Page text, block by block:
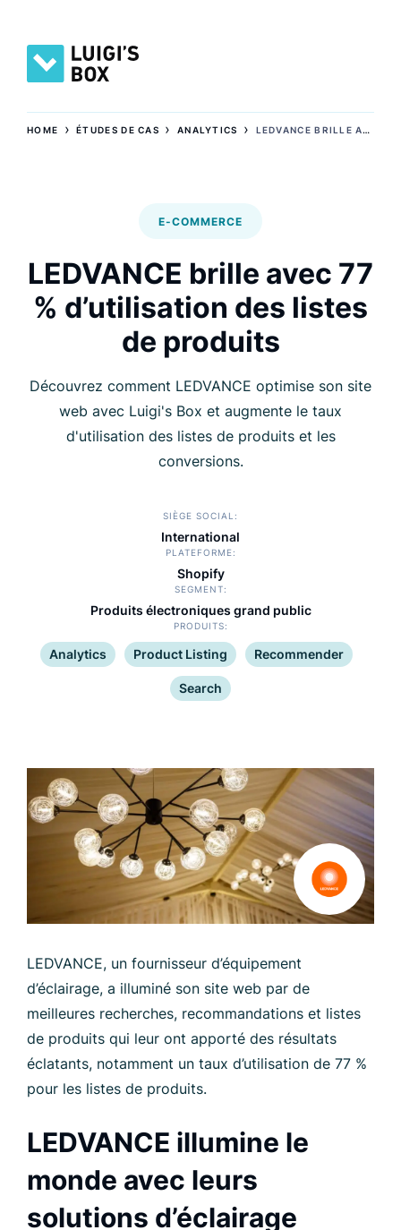
HOME ›ÉTUDES DE CAS › ANALYTICS › LEDVANCE BRILLE AVEC 77 % D’UTILISATION DES LISTES DE PRODUITS
E-COMMERCE
LEDVANCE brille avec 77
% d’utilisation des listes
de produits
Découvrez comment LEDVANCE optimise son site
web avec Luigi's Box et augmente le taux
d'utilisation des listes de produits et les
conversions.
SIÈGE SOCIAL
International
PLATEFORME
Shopify
SEGMENT
Produits électroniques grand public
PRODUITS
Analytics Product Listing Recommender
Search
LEDVANCE, un fournisseur d’équipement
d’éclairage, a illuminé son site web par de
meilleures recherches, recommandations et listes
de produits qui leur ont apporté des résultats
éclatants, notamment un taux d’utilisation de 77 %
pour les listes de produits.
LEDVANCE illumine le
monde avec leurs
solutions d’éclairage